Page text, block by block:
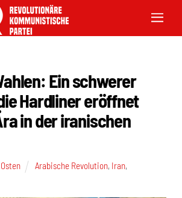
Ein schwerer
Hardliner eröffnet
in der iranischen
Arabische Revolution, Iran,